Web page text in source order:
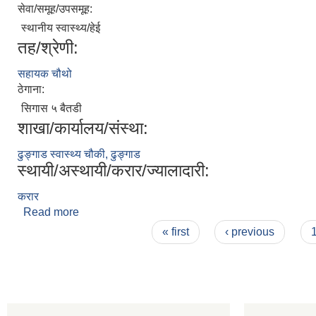
सेवा/समूह/उपसमूह:
स्थानीय स्वास्थ्य/हेई
तह/श्रेणी:
सहायक चौथो
ठेगाना:
सिगास ५ बैतडी
शाखा/कार्यालय/संस्था:
ढुङ्गाड स्वास्थ्य चौकी, ढुङ्गाड
स्थायी/अस्थायी/करार/ज्यालादारी:
करार
Read more
« first ‹ previous 1